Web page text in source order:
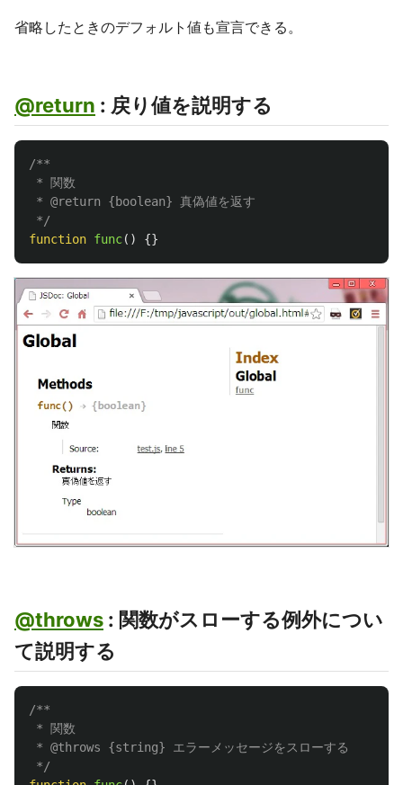
省略したときのデフォルト値も宣言できる。
@return : 戻り値を説明する
/**
* 関数
* @return {boolean} 真偽値を返す
*/
function func() {}
@throws : 関数がスローする例外につい
て説明する
/**
* 関数
* @throws {string} エラーメッセージをスローする
*/